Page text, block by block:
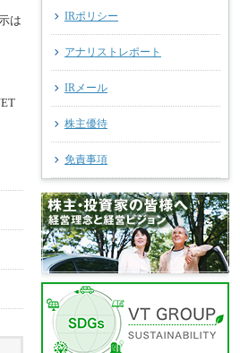
は IRポリシー
アナリストレポート
IRメール
株主優待
免責事項